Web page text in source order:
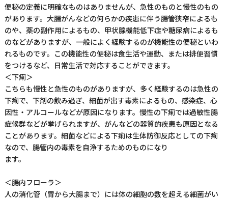
便秘の定義に明確なものはありませんが、急性のものと慢性のもの
があります。大腸がんなどの何らかの疾患に伴う腸管狭窄によるも
のや、薬の副作用によるもの、甲状腺機能低下症や糖尿病によるも
のなどがありますが、一般によく経験するのが機能性の便秘といわ
れるものです。この機能性の便秘は食生活や運動、または排便習慣
をつけるなど、日常生活で対応することができます。
＜下痢＞
こちらも慢性と急性のものがありますが、多く経験するのは急性の
下痢で、下剤の飲み過ぎ、細菌が出す毒素によるもの、感染症、心
因性・アルコールなどが原因になります。慢性の下痢では過敏性腸
症候群などが挙げられますが、がんなどの器質的疾患も原因となる
ことがあります。細菌などによる下痢は生体防御反応としての下痢
なので、腸管内の毒素を自浄するためのものになり
ます。
＜腸内フローラ＞
人の消化管（胃から大腸まで）には体の細胞の数を超える細菌がい